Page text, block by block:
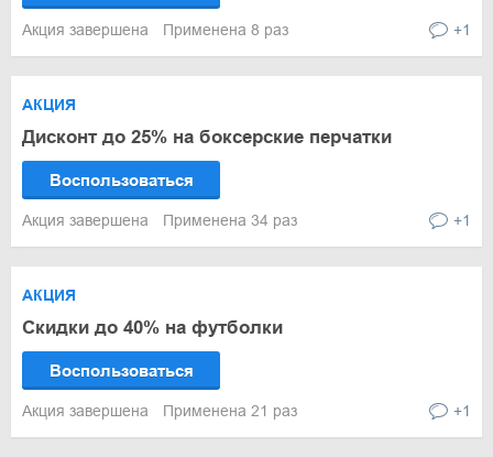
Акция завершена Применена 8 раз +1
АКЦИЯ
Дисконт до 25% на боксерские перчатки
Воспользоваться
Акция завершена Применена 34 раз +1
АКЦИЯ
Скидки до 40% на футболки
Воспользоваться
Акция завершена Применена 21 раз +1